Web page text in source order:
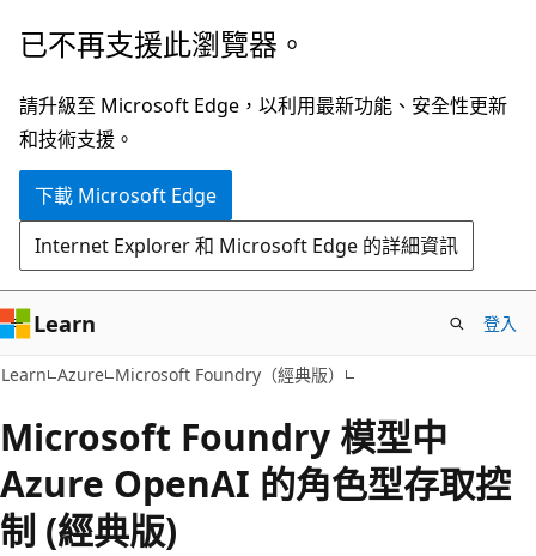
跳
主
要
內
已不再支援此瀏覽器。
請升級至 Microsoft Edge，以利用最新功能、安全性更新
和技術支援。
下載 Microsoft Edge
Internet Explorer 和 Microsoft Edge 的詳細資訊
Learn 登入
Learn Azure Microsoft Foundry（經典版）
Microsoft Foundry 模型中
Azure OpenAI 的角色型存取控
制 (經典版)